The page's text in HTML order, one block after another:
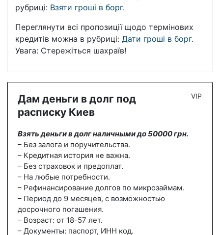
рубриці: Взяти гроші в борг.
Переглянути всі пропозиції щодо термінових
кредитів можна в рубриці: Дати гроші в борг.
Увага: Стережіться шахраїв!
Дам деньги в долг под
расписку Киев
Взять деньги в долг наличными до 50000 грн.
– Без залога и поручительства.
– Кредитная история не важна.
– Без страховок и предоплат.
– На любые потребности.
– Рефинансирование долгов по микрозаймам.
– Период до 9 месяцев, с возможностью
досрочного погашения.
– Возраст: от 18-57 лет.
– Документы: паспорт, ИНН код.
VIP